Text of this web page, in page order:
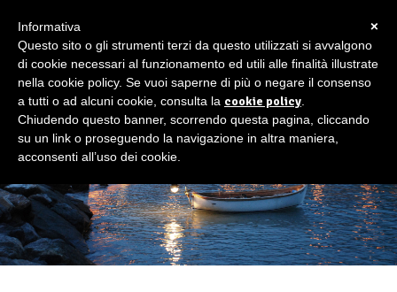
×
Informativa
Questo sito o gli strumenti terzi da questo utilizzati si avvalgono
di cookie necessari al funzionamento ed utili alle finalità illustrate
nella cookie policy. Se vuoi saperne di più o negare il consenso
a tutti o ad alcuni cookie, consulta la cookie policy
Chiudendo questo banner, scorrendo questa pagina, cliccando
su un link o proseguendo la navigazione in altra maniera,
acconsenti all’uso dei cookie.